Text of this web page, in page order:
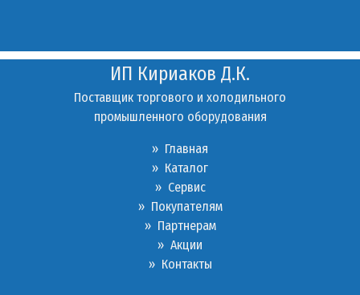
ИП Кириаков Д.К.
Поставщик торгового и холодильного
промышленного оборудования
» Главная
» Каталог
» Сервис
» Покупателям
» Партнерам
» Акции
» Контакты